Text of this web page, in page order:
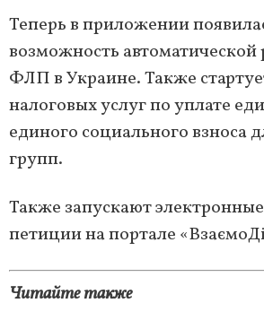
Теперь в приложении
возможность автоматической
ФЛП в Украине. Также
налоговых услуг по уплате
единого социального
групп.
Также запускают
петиции на портале
Читайте также